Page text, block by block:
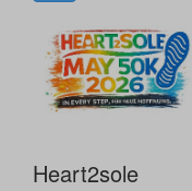
Heart2sole